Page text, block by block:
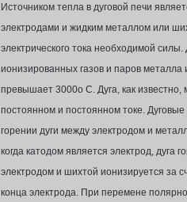
Источником тепла в дуговой печи
электродами и жидким металлом или
электрического тока необходимой
ионизированных газов и паров металла
превышает 3000о С. Дуга, как известно,
постоянном и постоянном токе.
горении дуги между электродом и
когда катодом является электрод, дуга
электродом и шихтой ионизируется за
конца электрода. При перемене